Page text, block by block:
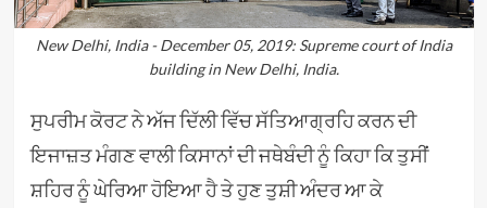
New Delhi, India - December 05, 2019: Supreme court of India
building in New Delhi, India.
ਸੁਪਰੀਮ ਕੋਰਟ ਨੇ ਅੱਜ ਦਿੱਲੀ ਵਿੱਚ ਸੱਤਿਆਗ੍ਰਹਿ ਕਰਨ ਦੀ
ਇਜਾਜ਼ਤ ਮੰਗਣ ਵਾਲੀ ਕਿਸਾਨਾਂ ਦੀ ਜਥੇਬੰਦੀ ਨੂੰ ਕਿਹਾ ਕਿ ਤੁਸੀਂ
ਸ਼ਹਿਰ ਨੂੰ ਘੇਰਿਆ ਹੋਇਆ ਹੈ ਤੇ ਹੁਣ ਤੁਸ਼ੀ ਅੰਦਰ ਆ ਕੇ